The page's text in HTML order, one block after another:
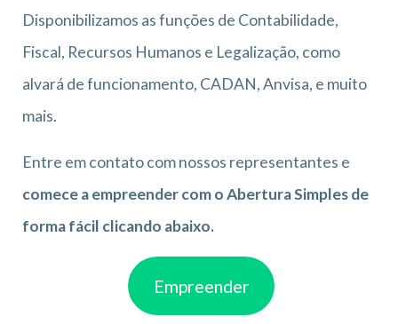
Disponibilizamos as funções de Contabilidade,
Fiscal, Recursos Humanos e Legalização, como
alvará de funcionamento, CADAN, Anvisa, e muito
mais.
Entre em contato com nossos representantes e
comece a empreender com o Abertura Simples de
forma fácil clicando abaixo.
Empreender